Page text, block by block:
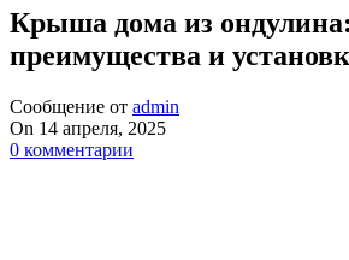
Крыша дома из ондулина:
преимущества и
Сообщение от admin
On 14 апреля, 2025
0 комментарии